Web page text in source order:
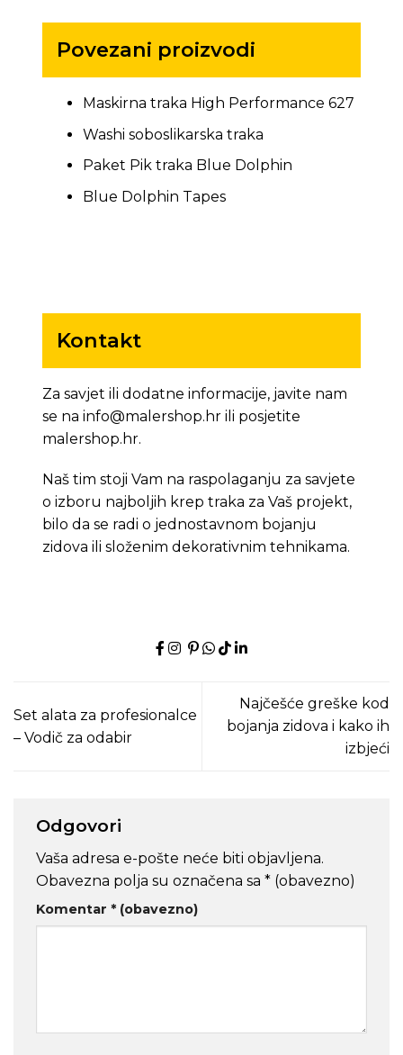
Povezani proizvodi
Maskirna traka High Performance 627
Washi soboslikarska traka
Paket Pik traka Blue Dolphin
Blue Dolphin Tapes
Kontakt
Za savjet ili dodatne informacije, javite nam
se na info@malershop.hr ili posjetite
malershop.hr.
Naš tim stoji Vam na raspolaganju za savjete
o izboru najboljih krep traka za Vaš projekt,
bilo da se radi o jednostavnom bojanju
zidova ili složenim dekorativnim tehnikama.
Set alata za profesionalce
– Vodič za odabir
Najčešće greške kod
bojanja zidova i kako ih
izbjeći
Odgovori
Vaša adresa e-pošte neće biti objavljena.
Obavezna polja su označena sa * (obavezno)
Komentar * (obavezno)